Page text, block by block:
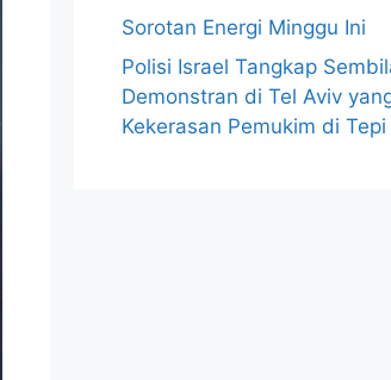
Sorotan Energi Minggu Ini
Polisi Israel Tangkap
Demonstran di Tel Aviv
Kekerasan Pemukim di